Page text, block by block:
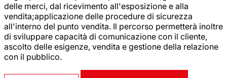
delle merci, dal ricevimento all'esposizione e alla
vendita;applicazione delle procedure di sicurezza
all'interno del punto vendita. Il percorso permetterà inoltre
di sviluppare capacità di comunicazione con il cliente,
ascolto delle esigenze, vendita e gestione della relazione
con il pubblico.